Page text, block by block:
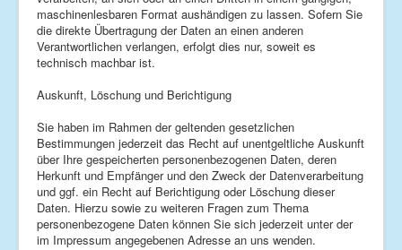
maschinenlesbaren Format aushändigen zu lassen. Sofern Sie
die direkte Übertragung der Daten an einen anderen
Verantwortlichen verlangen, erfolgt dies nur, soweit es
technisch machbar ist.
Auskunft, Löschung und Berichtigung
Sie haben im Rahmen der geltenden gesetzlichen
Bestimmungen jederzeit das Recht auf unentgeltliche Auskunft
über Ihre gespeicherten personenbezogenen Daten, deren
Herkunft und Empfänger und den Zweck der Datenverarbeitung
und ggf. ein Recht auf Berichtigung oder Löschung dieser
Daten. Hierzu sowie zu weiteren Fragen zum Thema
personenbezogene Daten können Sie sich jederzeit unter der
im Impressum angegebenen Adresse an uns wenden.